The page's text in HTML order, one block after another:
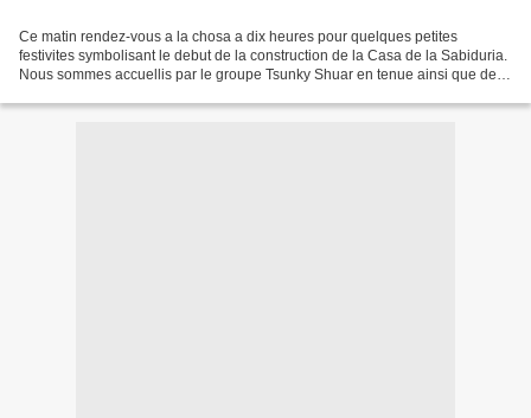
Ce matin rendez-vous a la chosa a dix heures pour quelques petites
festivites symbolisant le debut de la construction de la Casa de la Sabiduria.
Nous sommes accuellis par le groupe Tsunky Shuar en tenue ainsi que deux